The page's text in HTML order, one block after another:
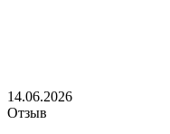
14.06.2026
Отзыв